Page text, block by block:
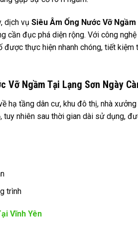
dịch vụ Siêu Âm Ống Nước Vỡ
cần đục phá diện rộng. Với công
được thực hiện nhanh chóng, tiết
Vỡ Ngầm Tại Lạng Sơn Ngày
hạ tầng dân cư, khu đô thị, nhà
nhiên sau thời gian dài sử dụng,
trình
Vĩnh Yên